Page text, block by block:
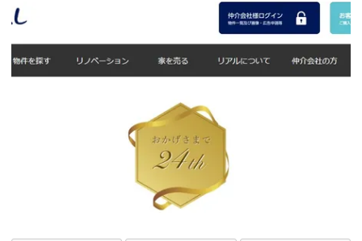
再建築不可
借地 共有持分
不動産売却 再建築不可物件
共有持分 底地
不動産相続
不動産リースバック